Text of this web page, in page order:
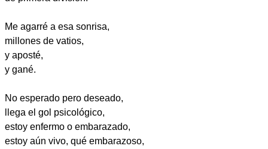
Me agarré a esa sonrisa,
millones de vatios,
y aposté,
y gané.
No esperado pero deseado,
llega el gol psicológico,
estoy enfermo o embarazado,
estoy aún vivo, qué embarazoso,